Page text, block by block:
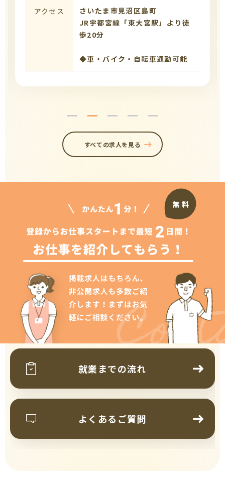
アクセス
さいたま市見沼区島町
JR宇都宮線「東大宮駅」より徒
歩20分
◆車・バイク・自転車通勤可能
すべての求人を見る
就業までの流れ
よくあるご質問